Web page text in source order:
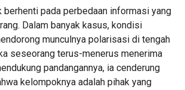
berhenti pada perbedaan informasi yang
Dalam banyak kasus, kondisi
munculnya polarisasi di tengah
seseorang terus-menerus menerima
pandangannya, ia cenderung
kelompoknya adalah pihak yang